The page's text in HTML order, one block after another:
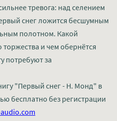
тревога: над селением
снег ложится бесшумным
полотном. Какой
и чем обернётся
потребуют за
"Первый снег - Н. Монд" в
бесплатно без регистрации